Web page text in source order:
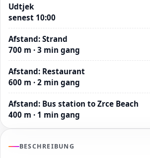
Udtjek
senest 10:00
Afstand: Strand
700 m · 3 min gang
Afstand: Restaurant
600 m · 2 min gang
Afstand: Bus station to Zrce Beach
400 m · 1 min gang
BESCHREIBUNG